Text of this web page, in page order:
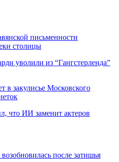
письменности
столицы
уволили из “Гангстерленда”
в закулисье Московского
что ИИ заменит актеров
после затишья